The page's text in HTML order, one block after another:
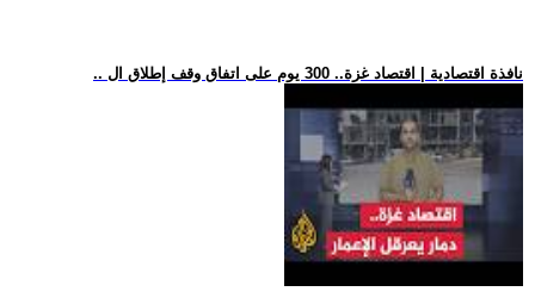
.. نافذة اقتصادية | اقتصاد غزة.. 300 يوم على اتفاق وقف إطلاق ال